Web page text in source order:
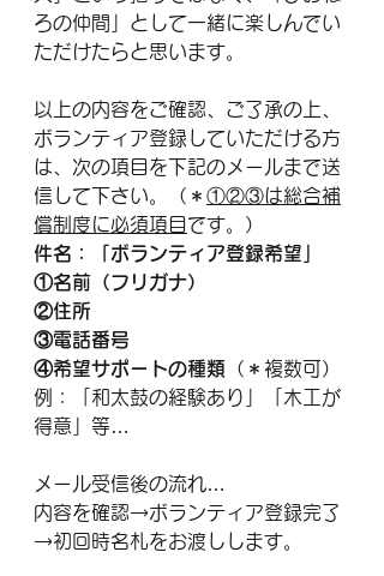
ろの仲間」として一緒に楽しんでい
ただけたらと思います。
以上の内容をご確認、ご了承の上、
ボランティア登録していただける方
は、次の項目を下記のメールまで送
信して下さい。（＊ ①②③は総合補
償制度に必須項目 です。）
件名：「ボランティア登録希望」
①名前（フリガナ）
②住所
③電話番号
④希望サポートの種類 （＊複数可）
例：「和太鼓の経験あり」「木工が
得意」等…
メール受信後の流れ…
内容を確認→ボランティア登録完了
→初回時名札をお渡しします。